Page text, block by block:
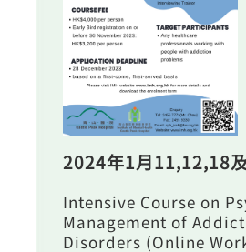
2024年1月11,12,18
Intensive Course on
Management of
Disorders (Online